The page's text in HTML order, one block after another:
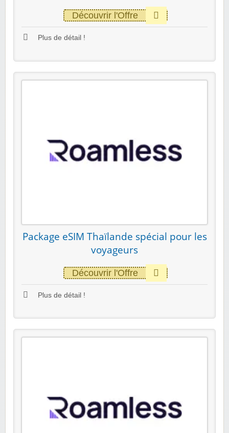
Découvrir l'Offre
Plus de détail !
Package eSIM Thaïlande spécial pour les
voyageurs
Découvrir l'Offre
Plus de détail !